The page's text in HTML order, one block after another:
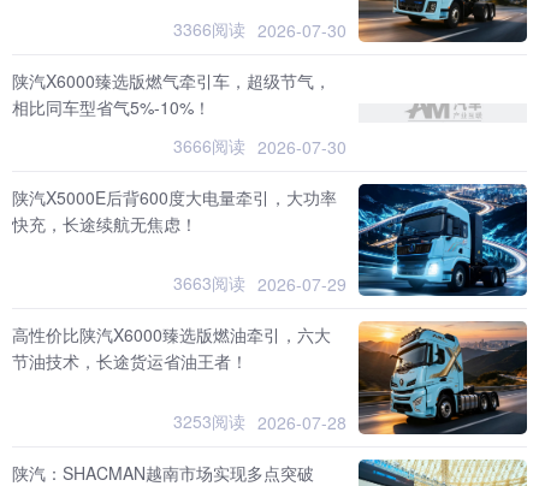
3366阅读 2026-07-30
陕汽X6000臻选版燃气牵引车，超级节气，
相比同车型省气5%-10%！
3666阅读 2026-07-30
陕汽X5000E后背600度大电量牵引，大功率
快充，长途续航无焦虑！
3663阅读 2026-07-29
高性价比陕汽X6000臻选版燃油牵引，六大
节油技术，长途货运省油王者！
3253阅读 2026-07-28
陕汽：SHACMAN越南市场实现多点突破